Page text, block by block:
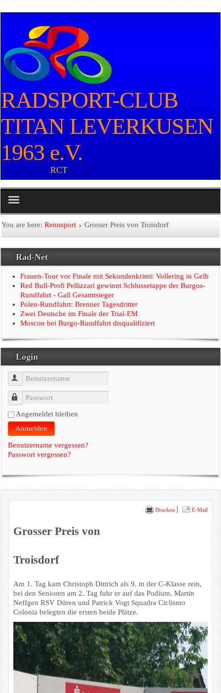
RADSPORT-CLUB
TITAN LEVERKUSEN
1963 e.V.
RCT
Startseite
Der Verein
Radtouristik
Rennsport
Linkseite
Presse
You are here: Rennsport Grosser Preis von Troisdorf
Rad-Net
Frauen-Tour vor Finale mit Sekundenkrimi: Vollering in Gelb
Red Bull-Profi Pellizzari gewinnt Schlussetappe der Burgos-
Rundfahrt - Gall Gesamtsieger
Polen-Rundfahrt: Brenner Tagesdritter
Zwei Deutsche im Finale der Trial-EM
Moscon bei Burgo-Rundfahrt disqualifiziert
Login
Benutzername
Passwort
Angemeldet bleiben
Anmelden
Benutzername vergessen?
Passwort vergessen?
Drucken E-Mail
Grosser Preis von
Troisdorf
Am 1. Tag kam Christoph Dittrich als 9. in der C-Klasse rein,
bei den Senioren am 2. Tag fuhr er auf das Podium. Martin
Neffgen RSV Düren und Patrick Vogt Squadra Ciclismo
Colonia belegten die ersten beide Plätze.